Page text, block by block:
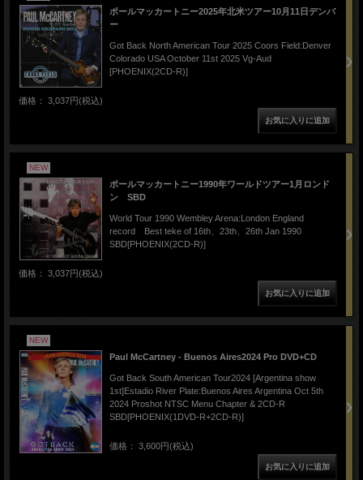
ポールマッカートニー2025年北米ツアー10月11日デンバ
ー
Got Back North American Tour 2025 Coors Field:Denver
Colorado USA October 11st 2025 Vg-Aud
[PHOENIX(2CD-R)]
価格： 3,037円(税込)
NEW
ポールマッカートニー1990年ワールドツアー1月ロンド
ン SBD
World Tour 1990 Wembley Arena:London England
record Best teke of 16th、23th、26th Jan 1990
SBD[PHOENIX(2CD-R)]
価格： 3,037円(税込)
NEW
Paul McCartney - Buenos Aires2024 Pro DVD+CD
Got Back South American Tour2024 [Argentina show
1st]Estadio River Plate:Buenos Aires Argentina Oct 5th
2024 Proshot NTSC Menu Chapter & 2CD-R
SBD[PHOENIX(1DVD-R+2CD-R)]
価格： 3,600円(税込)